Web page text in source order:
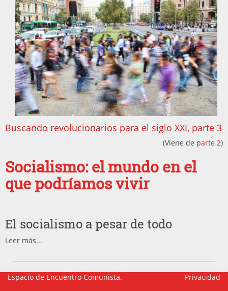
Buscando revolucionarios para el siglo XXI, parte 3
(Viene de parte 2)
Socialismo: el mundo en el
que podríamos vivir
El socialismo a pesar de todo
Leer más...
Espacio de Encuentro Comunista. Privacidad